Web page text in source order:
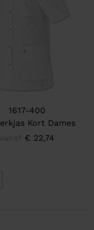
1617-400
Kort Dames
€ 22,74